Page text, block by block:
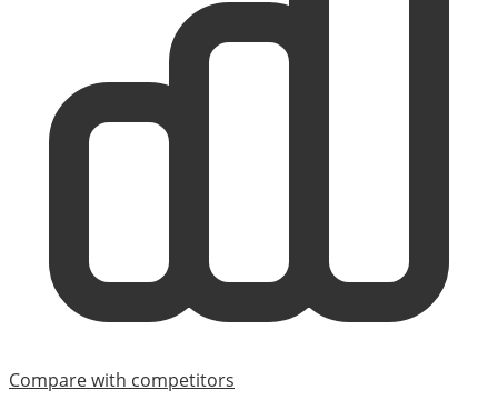
Compare with competitors